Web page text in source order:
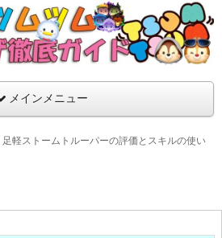
ツムツム攻略・裏ワザ徹底
に手が届くツムツム攻略サイト！新ツ
ムツムを120％楽しめるサイトを目指し
メインメニュー
足軽ストームトルーパーの評価とスキルの使い